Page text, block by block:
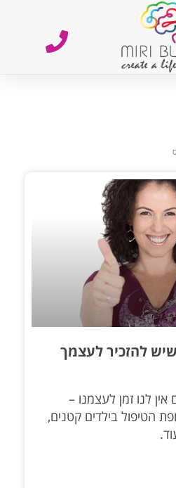
שיש להזכיר לעצמך
לנו זמן לעצמנו –
הטיפול בילדים קטנים,